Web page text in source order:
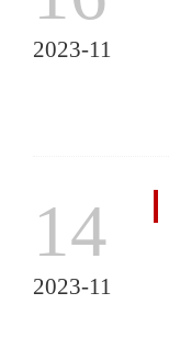
2023-11
14
2023-11